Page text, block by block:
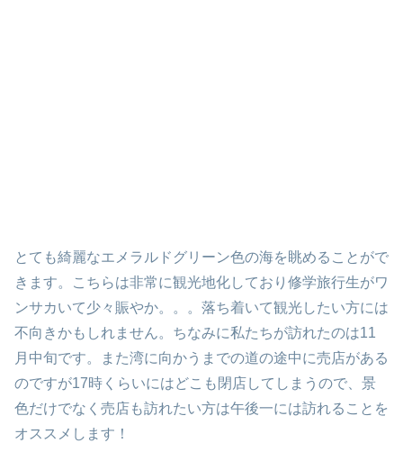
とても綺麗なエメラルドグリーン色の海を眺めることがで
きます。こちらは非常に観光地化しており修学旅行生がワ
ンサカいて少々賑やか。。。落ち着いて観光したい方には
不向きかもしれません。ちなみに私たちが訪れたのは11
月中旬です。また湾に向かうまでの道の途中に売店がある
のですが17時くらいにはどこも閉店してしまうので、景
色だけでなく売店も訪れたい方は午後一には訪れることを
オススメします！